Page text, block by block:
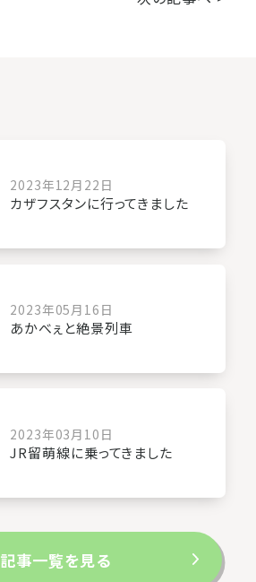
2023年12月22日
カザフスタンに行ってきました
2023年05月16日
あかべぇと絶景列車
2023年03月10日
JR留萌線に乗ってきました
記事一覧を見る